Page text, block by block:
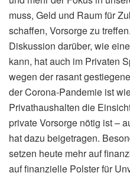
muss, Geld und Raum für
schaffen, Vorsorge zu
Diskussion darüber, wie
kann, hat auch im Privaten
wegen der rasant
der Corona-Pandemie ist
Privathaushalten die
private Vorsorge nötig ist –
hat dazu beigetragen.
setzen heute mehr auf
auf finanzielle Polster für